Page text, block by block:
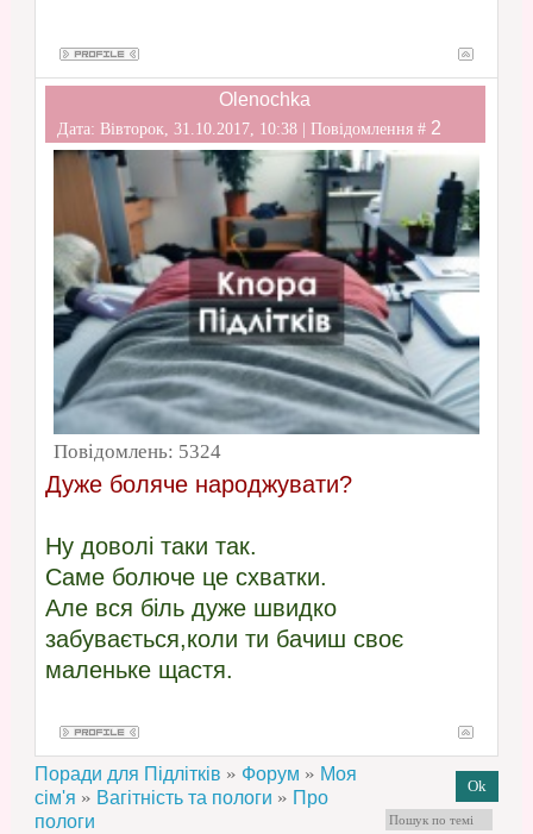
Olenochka
Дата: Вівторок, 31.10.2017, 10:38 | Повідомлення # 2
Повідомлень: 5324
Дуже боляче народжувати?
Ну доволі таки так.
Саме болюче це схватки.
Але вся біль дуже швидко
забувається,коли ти бачиш своє
маленьке щастя.
Поради для Підлітків » Форум » Моя
сім'я » Вагітність та пологи » Про
пологи